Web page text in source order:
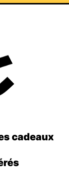
cadeaux